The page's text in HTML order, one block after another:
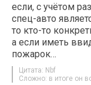
если, с учётом
спец-авто
то кто-то
а если иметь
пожарок…
Цитата: Nbf
Сложно: в итоге он